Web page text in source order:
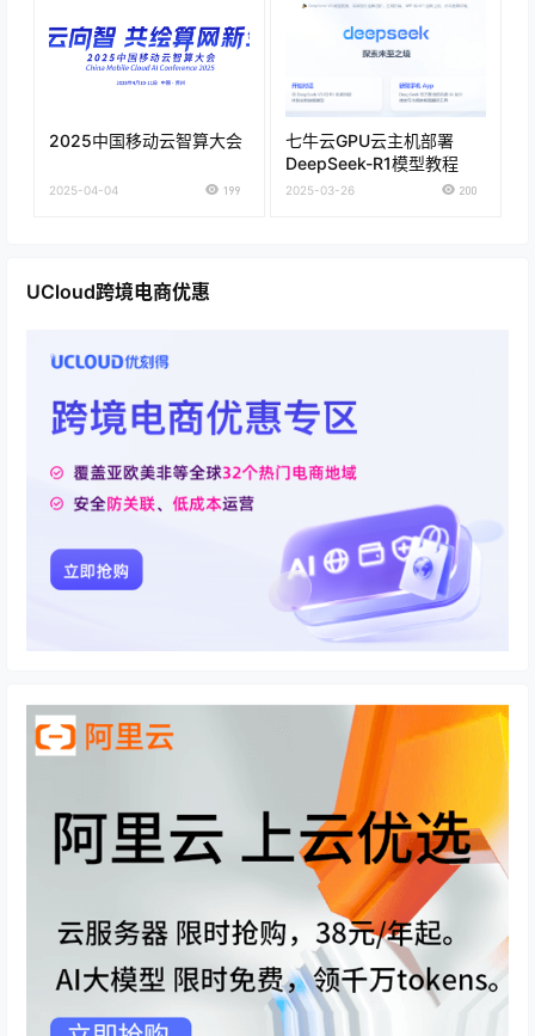
2025中国移动云智算大会
2025-04-04 199
七牛云GPU云主机部署
DeepSeek-R1模型教程
2025-03-26 200
UCloud跨境电商优惠